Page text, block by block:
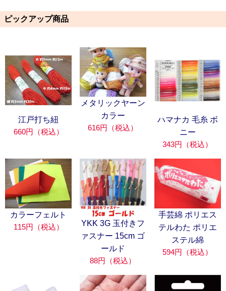
ピックアップ商品
江戸打ち紐
660円（税込）
メタリックヤーン
カラー
616円（税込）
ハマナカ 毛糸 ボ
ニー
343円（税込）
カラーフェルト
115円（税込）
YKK 3G 玉付きフ
ァスナー 15cm ゴ
ールド
88円（税込）
手芸綿 ポリエス
テルわた ポリエ
ステル綿
594円（税込）